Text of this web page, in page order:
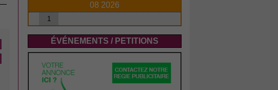
08 2026
1
ÉVÉNEMENTS / PETITIONS